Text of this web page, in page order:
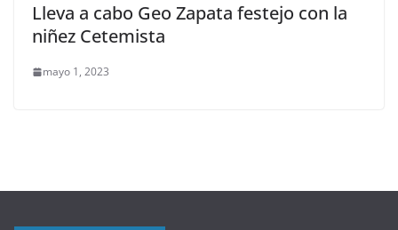
Lleva a cabo Geo Zapata festejo con la
niñez Cetemista
mayo 1, 2023